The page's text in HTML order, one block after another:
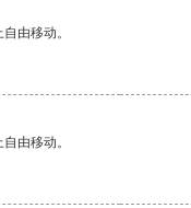
由移动。
由移动。